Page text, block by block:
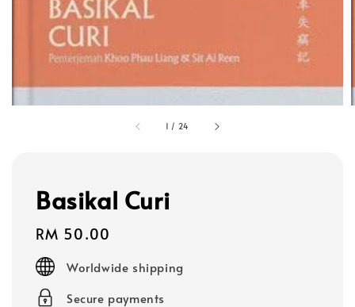
1 / 24
Basikal Curi
Regular
price
RM 50.00
Worldwide shipping
Secure payments